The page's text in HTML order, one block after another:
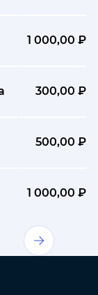
1 000,00 ₽
300,00 ₽
500,00 ₽
1 000,00 ₽